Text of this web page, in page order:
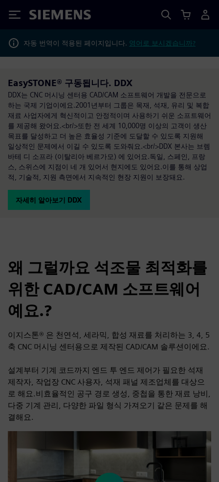
Siemens
자동 번역이 적용된 페이지입니다. 영어로 보시겠습니까?
EasySTONE® 구동됩니다. DDX
DDX는 CNC 머시닝 센터용 CAD/CAM 소프트웨어 개발을 전문으로
하는 국제 기업이에요.2001년부터 그룹은 목재, 석재, 유리 및 복합
재료 사업자에게 혁신적이고 안정적이며 사용하기 쉬운 소프트웨어
를 제공해 왔어요.<br/>또한 전 세계 10,000명 이상의 고객이 생산
목표를 달성하고 더 높은 효율성 기준에 도달할 수 있도록 지원해
일상적인 문제에서 이길 수 있도록 도와줘요.<br/>DDX 본사는 브렘
바테 디 소프라 (이탈리아 베르가모) 에 있어요.독일, 스페인, 프랑
스, 스위스에 지점이 네 개 있어서 현지에도 있어요.이를 통해 상업
적, 기술적, 지원 측면에서 지속적인 현장 지원이 보장돼요.
자세히 알아보기 DDX
왜 그럴까요 석조물 최적화를
위한 CAD/CAM 소프트웨어
예요.?
이지스톤® 은 천연석, 세라믹, 합성 재료를 처리하는 3, 4, 5
축 CNC 머시닝 센터용으로 제작된 CAD/CAM 솔루션이에요.
설계부터 기계 코드까지 엔드 투 엔드 제어가 필요한 석재
제작자, 작업장 CNC 사용자, 석재 패널 제조업체를 대상으
로 해요.비효율적인 공구 경로 생성, 중첩을 통한 재료 낭비,
다중 기계 관리, 다양한 파일 형식 가져오기 같은 문제를 해
결해요.